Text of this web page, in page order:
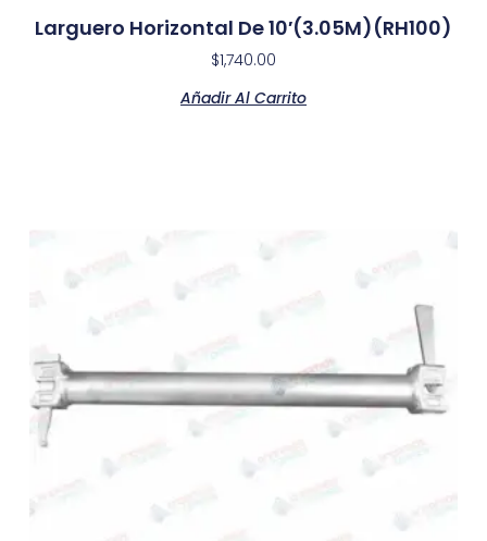
Larguero Horizontal De 10′(3.05M)(RH100)
$1,740.00
Añadir Al Carrito